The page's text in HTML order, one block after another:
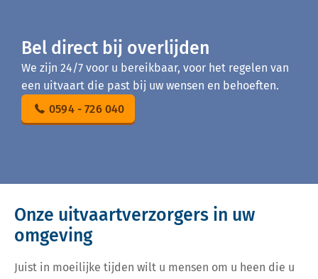
Bel direct bij overlijden
We zijn 24/7 voor u bereikbaar, voor het regelen van
een uitvaart die past bij uw wensen en behoeften.
0594 - 726 040
Onze uitvaartverzorgers in uw
omgeving
Juist in moeilijke tijden wilt u mensen om u heen die u